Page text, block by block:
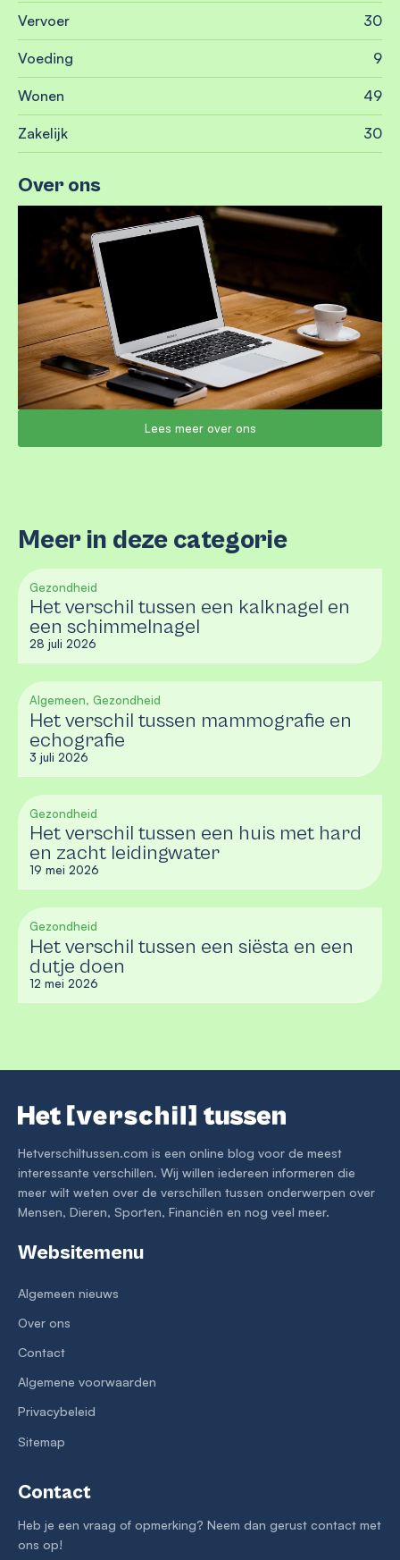
Vervoer 30
Voeding 9
Wonen 49
Zakelijk 30
Over ons
Lees meer over ons
Meer in deze categorie
Gezondheid
Het verschil tussen een kalknagel en
een schimmelnagel
28 juli 2026
Algemeen, Gezondheid
Het verschil tussen mammografie en
echografie
3 juli 2026
Gezondheid
Het verschil tussen een huis met hard
en zacht leidingwater
19 mei 2026
Gezondheid
Het verschil tussen een siësta en een
dutje doen
12 mei 2026
Hetverschiltussen.com is een online blog voor de meest
interessante verschillen. Wij willen iedereen informeren die
meer wilt weten over de verschillen tussen onderwerpen over
Mensen, Dieren, Sporten, Financiën en nog veel meer.
Websitemenu
Algemeen nieuws
Over ons
Contact
Algemene voorwaarden
Privacybeleid
Sitemap
Contact
Heb je een vraag of opmerking? Neem dan gerust contact met
ons op!